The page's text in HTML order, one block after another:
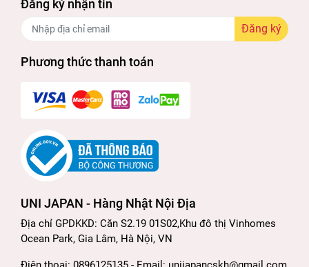
Đăng ký nhận tin
Đăng ký
Phương thức thanh toán
UNI JAPAN - Hàng Nhật Nội Địa
Địa chỉ GPDKKD: Căn S2.19 01S02,Khu đô thị Vinhomes
Ocean Park, Gia Lâm, Hà Nội, VN